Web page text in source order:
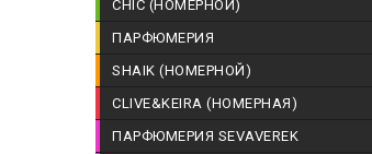
CHIC (НОМЕРНОЙ)
ПАРФЮМЕРИЯ
SHAIK (НОМЕРНОЙ)
CLIVE&KEIRA (НОМЕРНАЯ)
ПАРФЮМЕРИЯ SEVAVEREK